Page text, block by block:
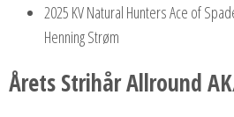
2025 KV Natural Hunters Ace of
Henning Strøm
Årets Strihår Allround